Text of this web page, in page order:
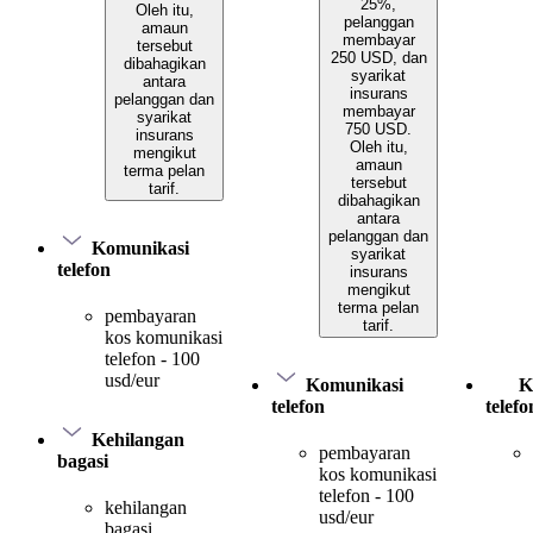
Oleh itu,
amaun
tersebut
dibahagikan
antara
pelanggan dan
syarikat
insurans
mengikut
terma pelan
tarif.
Komunikasi
telefon
pembayaran
kos komunikasi
telefon - 100
usd/eur
Kehilangan
bagasi
kehilangan
bagasi
25%,
pelanggan
membayar
250 USD, dan
syarikat
insurans
membayar
750 USD.
Oleh itu,
amaun
tersebut
dibahagikan
antara
pelanggan dan
syarikat
insurans
mengikut
terma pelan
tarif.
Komunikasi
telefon
pembayaran
kos komunikasi
telefon - 100
usd/eur